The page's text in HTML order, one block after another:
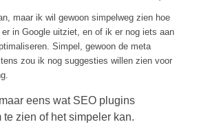
maar ik wil gewoon simpelweg zien hoe
in Google uitziet, en of ik er nog iets aan
Simpel, gewoon de meta
zou ik nog suggesties willen zien voor
eens wat SEO plugins
te zien of het simpeler kan.